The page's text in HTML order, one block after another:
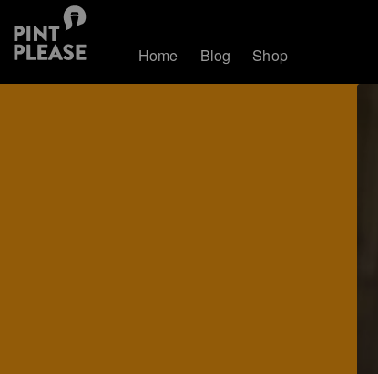
Home Blog Shop